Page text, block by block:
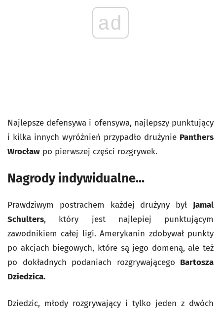
ad
Najlepsze defensywa i ofensywa, najlepszy punktujący
i kilka innych wyróżnień przypadło drużynie Panthers
Wrocław po pierwszej części rozgrywek.
Nagrody indywidualne...
Prawdziwym postrachem każdej drużyny był Jamal
Schulters, który jest najlepiej punktującym
zawodnikiem całej ligi. Amerykanin zdobywał punkty
po akcjach biegowych, które są jego domeną, ale też
po dokładnych podaniach rozgrywającego Bartosza
Dziedzica.
Dziedzic, młody rozgrywający i tylko jeden z dwóch